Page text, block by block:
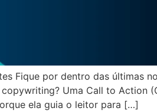
Fique por dentro das últimas
Uma Call to Action
ela guia o leitor para […]